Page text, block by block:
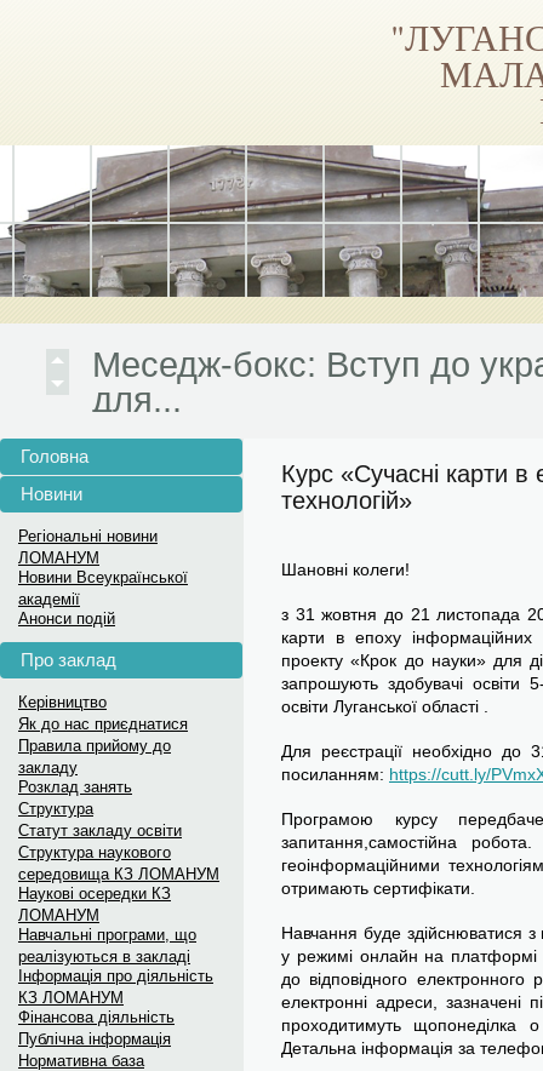
Новини з фото дивіться на
Меседж-бокс: Вступ до
для...
Меседж-бокс: Вступ до українських...
Приєднуйся! Літні школи
Агов, маємо крутуууу новину!
Зареєструватись на
Реєстрація
Новини з фото дивіться на
Луганська МАН на Facebook
Меседж-бокс: Вступ до
для...
Меседж-бокс: Вступ до українських...
Головна
Новини
Регіональні новини
ЛОМАНУМ
Новини Всеукраїнської
академії
Анонси подій
Про заклад
Керівництво
Як до нас приєднатися
Правила прийому до
закладу
Розклад занять
Структура
Статут закладу освіти
Структура наукового
середовища КЗ ЛОМАНУМ
Наукові осередки КЗ
ЛОМАНУМ
Навчальні програми, що
реалізуються в закладі
Інформація про діяльність
КЗ ЛОМАНУМ
Фінансова діяльність
Публічна інформація
Нормативна база
Курс «Сучасні карти в
технологій»
Шановні колеги!
з 31 жовтня до 21 листопада
карти в епоху інформаційних
проекту «Крок до науки» для
запрошують здобувачі освіти
освіти Луганської області .
Для реєстрації необхідно до
посиланням: https://cutt.ly/
Програмою курсу
запитання,самостійна
геоінформаційними
отримають сертифікати.
Навчання буде здійснюватися з
у режимі онлайн на
до відповідного
електронні адреси, зазначені
проходитимуть щопонеділка
Детальна інформація за